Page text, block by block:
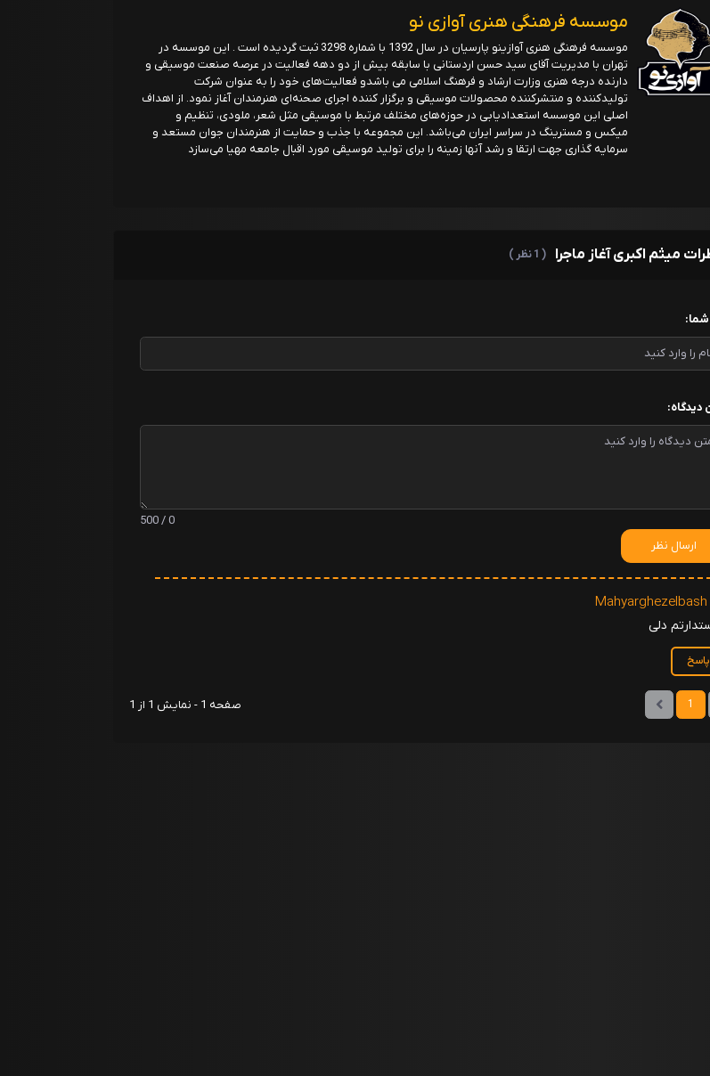
موسسه فرهنگی هنری آوازی نو
موسسه فرهنگی هنری آوازینو پارسیان در سال 1392 با شماره 3298 ثبت گردیده است . این موسسه در
تهران با مدیریت آقای سید حسن اردستانی با سابقه بیش از دو دهه فعالیت در عرصه صنعت موسیقی و
دارنده درجه هنری وزارت ارشاد و فرهنگ اسلامی می باشدو فعالیت‌های خود را به عنوان شرکت
تولیدکننده و منتشرکننده محصولات موسیقی و برگزار کننده اجرای صحنه‌ای هنرمندان آغاز نمود. از اهداف
اصلی این موسسه استعدادیابی در حوزه‌های مختلف مرتبط با موسیقی مثل شعر، ملودی، تنظیم و
میکس و مسترینگ در سراسر ایران می‌باشد. این مجموعه با جذب و حمایت از هنرمندان جوان مستعد و
سرمایه گذاری جهت ارتقا و رشد آنها زمینه را برای تولید موسیقی مورد اقبال جامعه مهیا می‌سازد
میثم اکبری آغاز ماجرا ( 1 نظر )
شما:
دیدگاه:
0 / 500
ارسال نظر
دلی
پاسخ
1 صفحه 1 - نمایش 1 از 1